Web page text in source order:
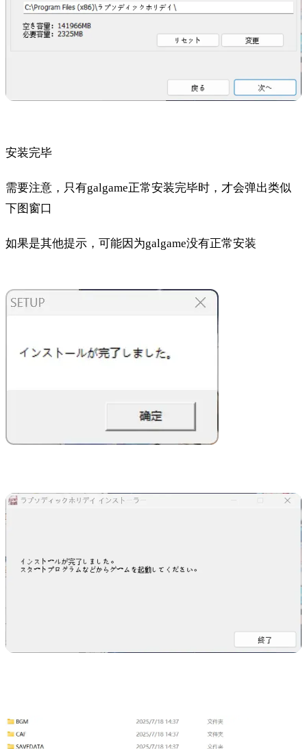
安装完毕
需要注意，只有galgame正常安装完毕时，才会弹出类似
下图窗口
如果是其他提示，可能因为galgame没有正常安装